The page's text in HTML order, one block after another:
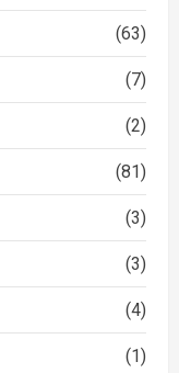
(63)
(7)
(2)
(81)
(3)
(3)
(4)
(1)